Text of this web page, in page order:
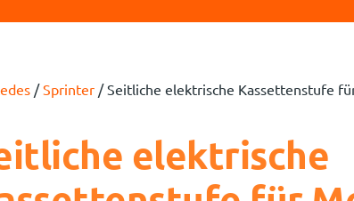
/Sprinter / Seitliche elektrische Kassettenstufe
elektrische